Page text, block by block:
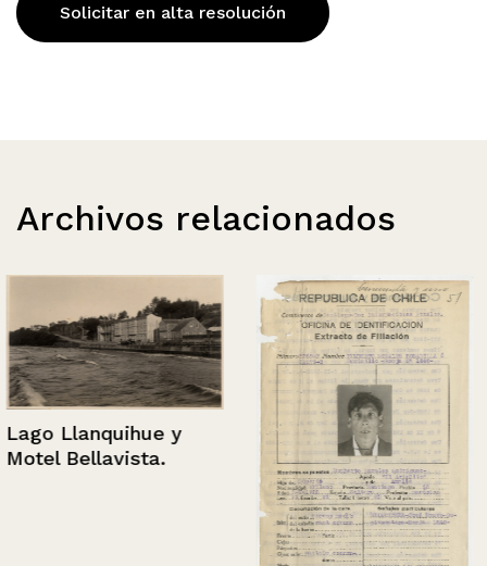
Solicitar en alta resolución
Archivos relacionados
Lago Llanquihue y
Motel Bellavista.